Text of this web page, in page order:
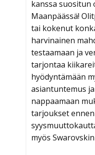
kanssa
Maanpäässä!
tai kokenut
harvinainen
testaamaan ja
tarjontaa
hyödyntämään
asiantuntemus
nappaamaan
tarjoukset
myös